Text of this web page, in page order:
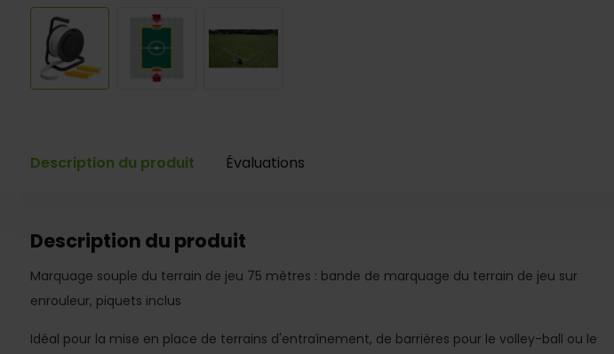
Description du produit Évaluations
Description du produit
Marquage souple du terrain de jeu 75 mètres : bande de marquage du terrain de jeu sur
enrouleur, piquets inclus
Idéal pour la mise en place de terrains d'entraînement, de barrières pour le volley-ball ou le